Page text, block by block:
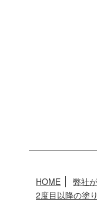
HOME
弊社
2度目以降の塗